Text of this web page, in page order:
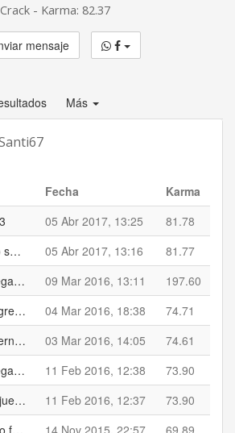
Crack - Karma: 82.37
mensaje
Más
Fecha
Karma
05 Abr 2017, 13:25
81.78
El equipo del Amio se retiró de la competición
05 Abr 2017, 13:16
81.77
Este partido se juega el jueves 10 de marzo a las 17:30
09 Mar 2016, 13:11
197.60
Partido jugado Negreira B 1-1 Bertamirans B
04 Mar 2016, 18:38
74.71
Este partido e o viernes as 17.15
03 Mar 2016, 14:05
74.61
Este partido se juega a las 13:15
11 Feb 2016, 12:38
73.90
Et Este partido se juega a las 13:15
11 Feb 2016, 12:37
73.90
Porque el resultado fue 1-5
14 Nov 2015, 22:57
69.89